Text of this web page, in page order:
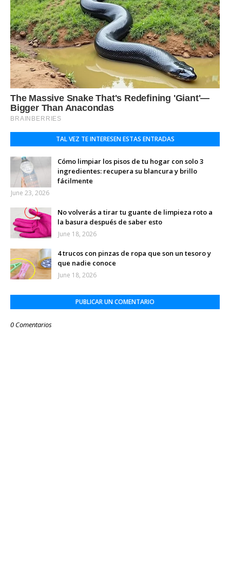
TAL VEZ TE INTERESEN ESTAS ENTRADAS
Cómo limpiar los pisos de tu hogar con solo 3
ingredientes: recupera su blancura y brillo
fácilmente
June 23, 2026
No volverás a tirar tu guante de limpieza roto a
la basura después de saber esto
June 18, 2026
4 trucos con pinzas de ropa que son un tesoro y
que nadie conoce
June 18, 2026
PUBLICAR UN COMENTARIO
0 Comentarios